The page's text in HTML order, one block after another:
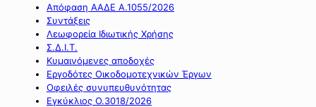
Απόφαση ΑΑΔΕ Α.1055/2026
Συντάξεις
Λεωφορεία Ιδιωτικής Χρήσης
Σ.Δ.Ι.Τ.
Κυμαινόμενες αποδοχές
Εργοδότες Οικοδομοτεχνικών Έργων
Οφειλές συνυπευθυνότητας
Εγκύκλιος Ο.3018/2026